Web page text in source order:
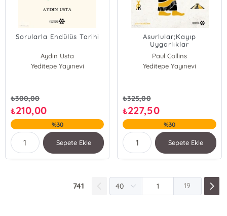
Sorularla Endülüs Tarihi
Aydın Usta
Yeditepe Yayınevi
₺300,00
₺210,00
%30
Sepete Ekle
Asurlular;Kayıp
Uygarlıklar
Paul Collins
Yeditepe Yayınevi
₺325,00
₺227,50
%30
Sepete Ekle
741 19